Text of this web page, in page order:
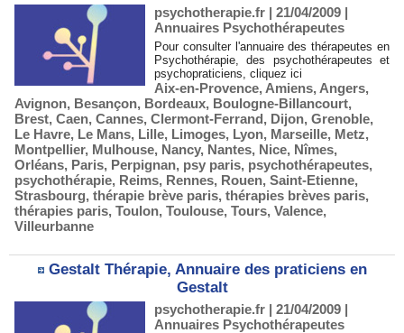
psychotherapie.fr | 21/04/2009 |
Annuaires Psychothérapeutes
Pour consulter l'annuaire des thérapeutes en
Psychothérapie, des psychothérapeutes et
psychopraticiens, cliquez ici
Aix-en-Provence, Amiens, Angers,
Avignon, Besançon, Bordeaux, Boulogne-Billancourt,
Brest, Caen, Cannes, Clermont-Ferrand, Dijon, Grenoble,
Le Havre, Le Mans, Lille, Limoges, Lyon, Marseille, Metz,
Montpellier, Mulhouse, Nancy, Nantes, Nice, Nîmes,
Orléans, Paris, Perpignan, psy paris, psychothérapeutes,
psychothérapie, Reims, Rennes, Rouen, Saint-Etienne,
Strasbourg, thérapie brève paris, thérapies brèves paris,
thérapies paris, Toulon, Toulouse, Tours, Valence,
Villeurbanne
Gestalt Thérapie, Annuaire des praticiens en
Gestalt
psychotherapie.fr | 21/04/2009 |
Annuaires Psychothérapeutes